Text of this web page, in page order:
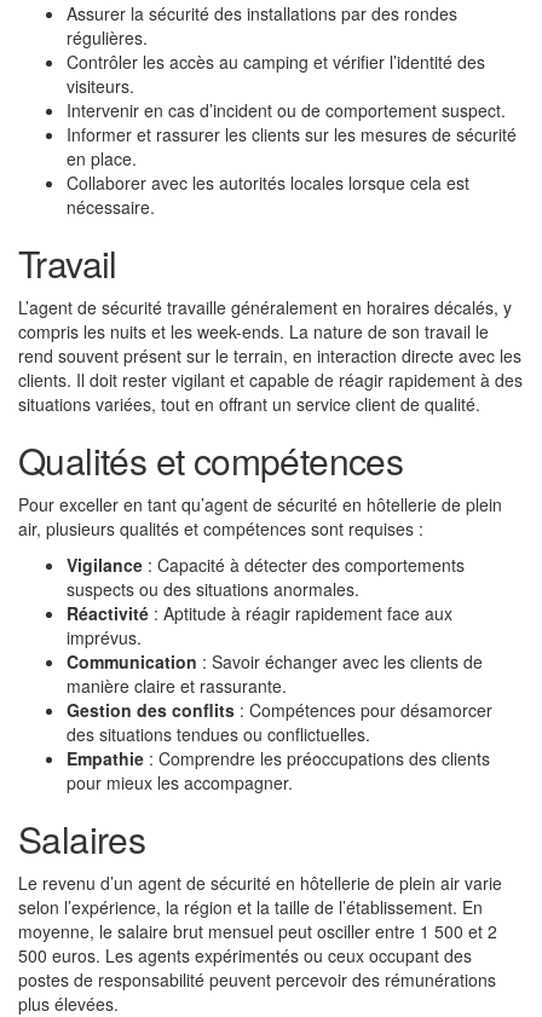
Assurer la sécurité des installations par des rondes
régulières.
Contrôler les accès au camping et vérifier l’identité des
visiteurs.
Intervenir en cas d’incident ou de comportement suspect.
Informer et rassurer les clients sur les mesures de sécurité
en place.
Collaborer avec les autorités locales lorsque cela est
nécessaire.
Travail
L’agent de sécurité travaille généralement en horaires décalés, y
compris les nuits et les week-ends. La nature de son travail le
rend souvent présent sur le terrain, en interaction directe avec les
clients. Il doit rester vigilant et capable de réagir rapidement à des
situations variées, tout en offrant un service client de qualité.
Qualités et compétences
Pour exceller en tant qu’agent de sécurité en hôtellerie de plein
air, plusieurs qualités et compétences sont requises :
Vigilance : Capacité à détecter des comportements
suspects ou des situations anormales.
Réactivité : Aptitude à réagir rapidement face aux
imprévus.
Communication : Savoir échanger avec les clients de
manière claire et rassurante.
Gestion des conflits : Compétences pour désamorcer
des situations tendues ou conflictuelles.
Empathie : Comprendre les préoccupations des clients
pour mieux les accompagner.
Salaires
Le revenu d’un agent de sécurité en hôtellerie de plein air varie
selon l’expérience, la région et la taille de l’établissement. En
moyenne, le salaire brut mensuel peut osciller entre 1 500 et 2
500 euros. Les agents expérimentés ou ceux occupant des
postes de responsabilité peuvent percevoir des rémunérations
plus élevées.